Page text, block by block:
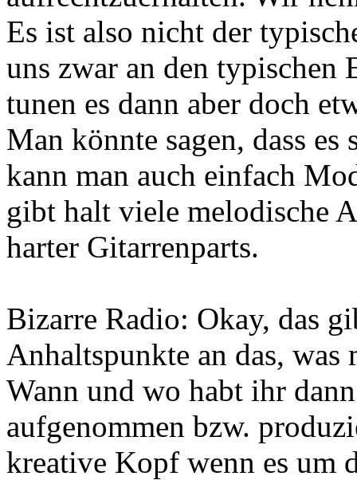
Es ist also nicht der
uns zwar an den typischen
tunen es dann aber doch
Man könnte sagen, dass
kann man auch einfach
gibt halt viele melodische
harter Gitarrenparts.
Bizarre Radio: Okay, das
Anhaltspunkte an das, was
Wann und wo habt ihr
aufgenommen bzw.
kreative Kopf wenn es um